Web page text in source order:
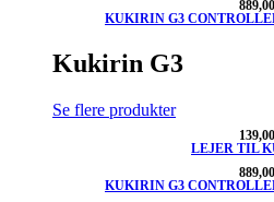
889,00
KUKIRIN G3
Kukirin G3
Se flere produkter
139,00
LEJER TIL
889,00
KUKIRIN G3